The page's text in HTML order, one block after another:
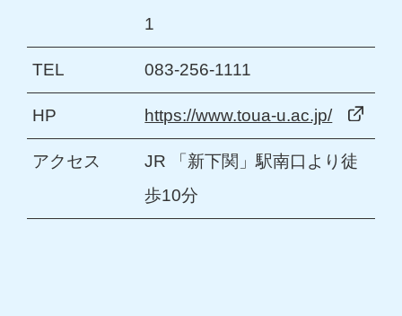
1
TEL 083-256-1111
HP https://www.toua-u.ac.jp/
アクセス
JR 「新下関」駅南口より徒
歩10分